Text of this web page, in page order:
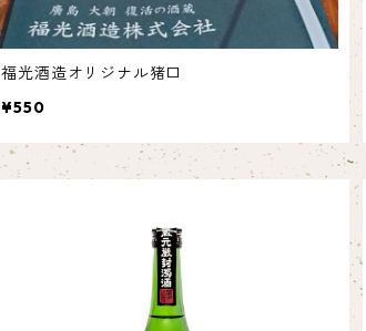
福光酒造オリジナル猪口
¥550